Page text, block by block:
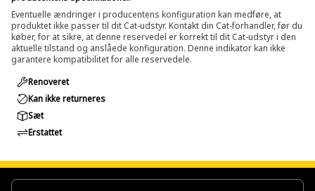
Eventuelle ændringer i producentens konfiguration kan medføre, at
produktet ikke passer til dit Cat-udstyr. Kontakt din Cat-forhandler, før du
køber, for at sikre, at denne reservedel er korrekt til dit Cat-udstyr i den
aktuelle tilstand og anslåede konfiguration. Denne indikator kan ikke
garantere kompatibilitet for alle reservedele.
Renoveret
Kan ikke returneres
Sæt
Erstattet